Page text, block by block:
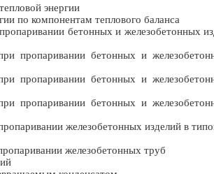
энергии
по компонентам теплового баланса
бетонных и железобетонных
пропаривании бетонных и
пропаривании бетонных и
пропаривании бетонных и
железобетонных изделий в
железобетонных труб